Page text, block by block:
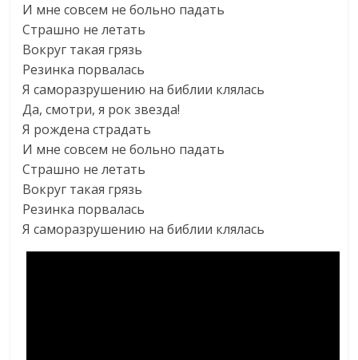
И мне совсем не больно падать
Страшно не летать
Вокруг такая грязь
Резинка порвалась
Я саморазрушению на библии клялась
Да, смотри, я рок звезда!
Я рождена страдать
И мне совсем не больно падать
Страшно не летать
Вокруг такая грязь
Резинка порвалась
Я саморазрушению на библии клялась